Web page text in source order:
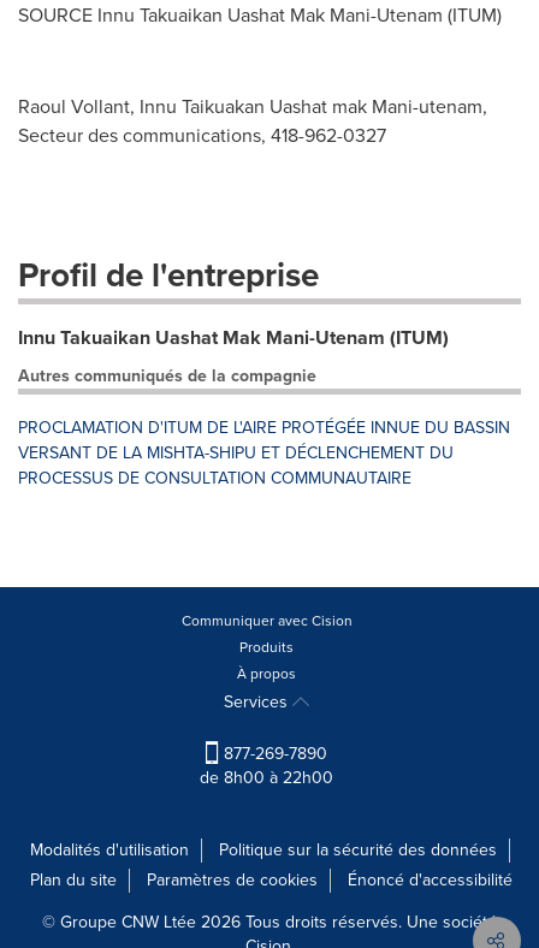
SOURCE Innu Takuaikan Uashat Mak Mani-Utenam (ITUM)
Raoul Vollant, Innu Taikuakan Uashat mak Mani-utenam,
Secteur des communications, 418-962-0327
Profil de l'entreprise
Innu Takuaikan Uashat Mak Mani-Utenam (ITUM)
Autres communiqués de la compagnie
PROCLAMATION D'ITUM DE L'AIRE PROTÉGÉE INNUE DU BASSIN
VERSANT DE LA MISHTA-SHIPU ET DÉCLENCHEMENT DU
PROCESSUS DE CONSULTATION COMMUNAUTAIRE
Communiquer avec Cision
Produits
À propos
Services
877-269-7890
de 8h00 à 22h00
Modalités d'utilisation
Politique sur la sécurité des données
Plan du site
Paramètres de cookies
Énoncé d'accessibilité
© Groupe CNW Ltée 2026 Tous droits réservés. Une société